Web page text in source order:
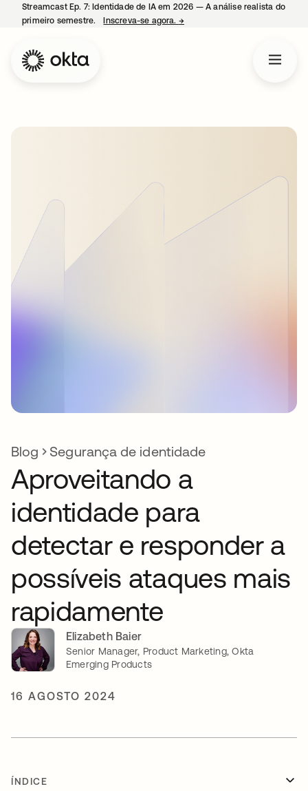
Streamcast Ep. 7: Identidade de IA em 2026 — A análise realista do
primeiro semestre.
Inscreva-se agora. →
Blog Segurança de identidade
Aproveitando a
identidade para
detectar e responder a
possíveis ataques mais
rapidamente
Elizabeth Baier
Senior Manager, Product Marketing, Okta
Emerging Products
16 AGOSTO 2024
ÍNDICE